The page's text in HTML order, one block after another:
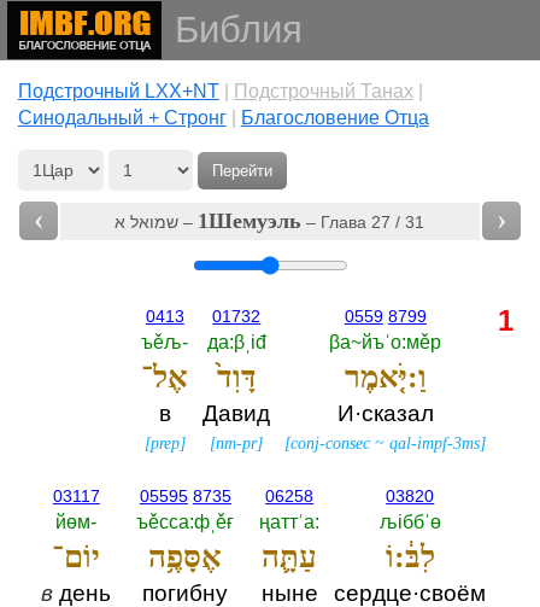
Библия
Подстрочный LXX+NT| Подстрочный Танах
Cинодальный + Стронг| Благословение Отца
Перейти
‹ שמואל א‎ – 1Шемуэль – Глава 27 / 31 ›
0559 8799
βа~йъˈо:мěр
וַ:יֹּ֤אמֶר
И·сказал
[conj-consec ~qal-impf-3ms]
01732
да:βˌiđ
דָּוִד֙
Давид
[nm-pr]
0413
ъěљ-‎
אֶל־
в
[prep]
03820
љiббˈө
לִבּ֔:וֹ
сердце·своём
06258
ңаттˈа:‎
עַתָּ֛ה
ныне
05595 8735
ъěсса:фˌěғ
אֶסָּפֶ֥ה
погибну
03117
йөм-‎
יוֹם־
в день
1